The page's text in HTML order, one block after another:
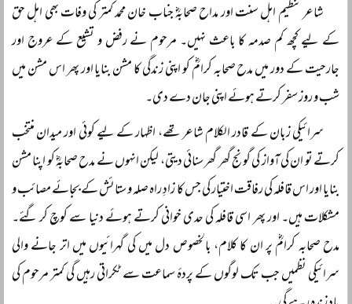
شاعر تنظیم اہل سنت اور مداح صحابہؓ جناب خان محمد کمتر کی وفات بھی اہل حق
کے لیے کچھ کم صدمہ کا باعث نہیں۔ مرحوم نے رفض و تشیع کے عروج اور
جارحیت کے دور میں مدح صحابہ کرامؓ کو اپنی زندگی کا مشن بنایا اور پھر اس مشن میں
شب و روز سفر کرتے ہوئے اپنی جان دے دی۔
سرائیکی زبان کے قادر الکلام شاعر تھے، اظہار کے لیے کوئی اور میدان منتخب
کرتے تو ان کی آواز کی گونج گھر گھر سنائی دیتی، لیکن انہوں نے مدح صحابہؓ کو اپنا مشن
بنایا اور اس قافلہ کی رفاقت اختیار کی جس کا زادِ راہ صلہ و ستائش کے بجائے مصائب و
مشکلات ہیں۔ اور پھر اسی قافلہ کی حدی خوانی کرتے ہوئے دنیا سے کوچ کر گئے۔
مدح صحابہ کرامؓ پر ان کا کلام، بالخصوص دل میں کی گہرائیوں میں اتر جانے والی
سرائیکی نظمیں جب تک لوگوں کے پردۂ سماعت سے ٹکراتی رہیں گی کمتر مرحوم کی